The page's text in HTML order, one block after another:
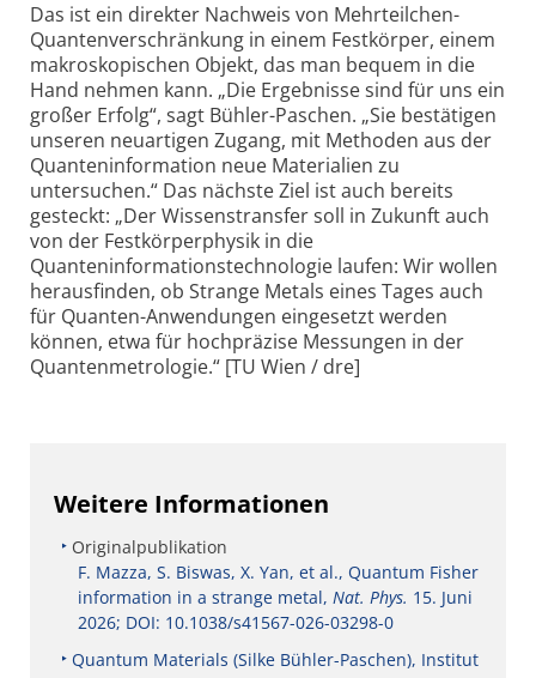
Das ist ein direkter Nachweis von Mehrteilchen-
Quantenverschränkung in einem Festkörper, einem
makroskopischen Objekt, das man bequem in die
Hand nehmen kann. „Die Ergebnisse sind für uns ein
großer Erfolg“, sagt Bühler-Paschen. „Sie bestätigen
unseren neuartigen Zugang, mit Methoden aus der
Quanteninformation neue Materialien zu
untersuchen.“ Das nächste Ziel ist auch bereits
gesteckt: „Der Wissenstransfer soll in Zukunft auch
von der Festkörperphysik in die
Quanteninformationstechnologie laufen: Wir wollen
herausfinden, ob Strange Metals eines Tages auch
für Quanten-Anwendungen eingesetzt werden
können, etwa für hochpräzise Messungen in der
Quantenmetrologie.“ [TU Wien / dre]
Weitere Informationen
Originalpublikation
F. Mazza, S. Biswas, X. Yan, et al., Quantum Fisher
information in a strange metal, Nat. Phys. 15. Juni
2026; DOI: 10.1038/s41567-026-03298-0
Quantum Materials (Silke Bühler-Paschen), Institut